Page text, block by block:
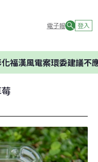
電子報 登入
電案環委建議不應開發